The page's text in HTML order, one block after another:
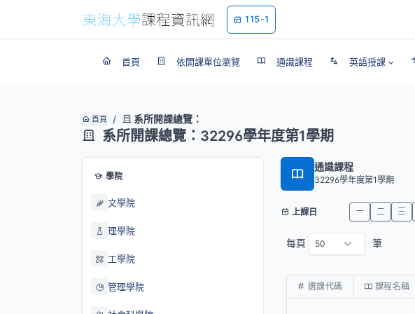
115-1
首頁 依開課單位瀏覽 通識課程 英語授課
首頁 系所開課總覽：
系所開課總覽：32296學年度第1學期
學院
文學院
理學院
工學院
管理學院
通識課程
32296學年度第1學期
上課日 一 二 三
每頁 筆
選課代碼 課程名稱